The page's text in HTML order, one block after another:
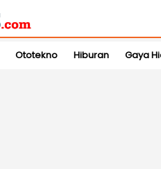
Ototekno Hiburan Gaya